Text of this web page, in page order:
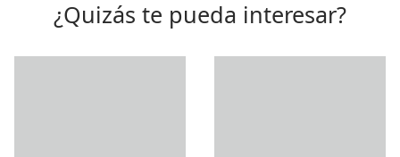
¿Quizás te pueda interesar?